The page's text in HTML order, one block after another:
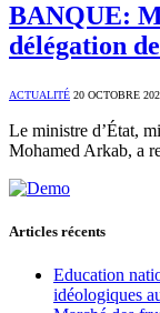
BANQUE:
délégation
ACTUALITÉ 20 OCTOBRE
Le ministre d’État,
Mohamed Arkab, a
Articles récents
Education
idéologiques